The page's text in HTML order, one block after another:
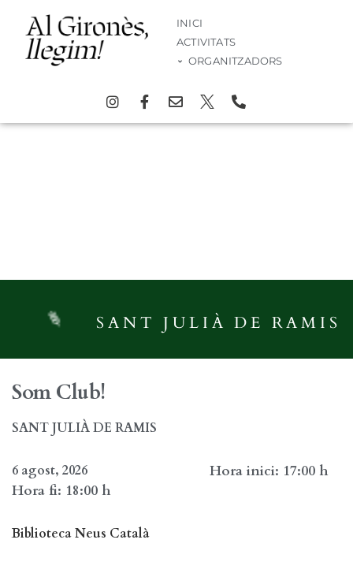
INICI
ACTIVITATS
ORGANITZADORS
SANT JULIÀ DE RAMIS
Som Club!
SANT JULIÀ DE RAMIS
6 agost, 2026
Hora inici: 17:00 h
Hora fi: 18:00 h
Biblioteca Neus Català